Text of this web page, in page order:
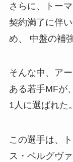
さらに、トー
契約満了に伴
め、 中盤の補
そんな中、ア
ある若手MFが
1人に選ばれた。
この選手は、
ス・ベルグヴ